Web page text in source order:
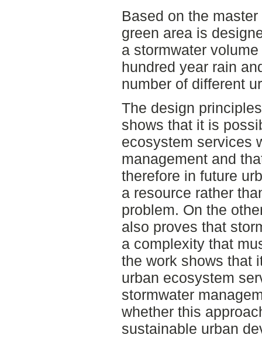
Based on the
green area is
a stormwater
hundred year rain
number of different
The design
shows that it is
ecosystem services
management and
therefore in future
a resource rather
problem. On the
also proves that
a complexity that
the work shows that
urban ecosystem
stormwater
whether this
sustainable urban